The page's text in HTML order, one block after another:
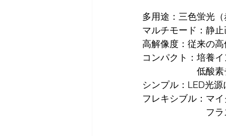
多用途：三色蛍光
マルチモード：静
高解像度：従来の
コンパクト：培養
低酸素チャン
シンプル：LED光
フレキシブル：マ
フラスコやカ